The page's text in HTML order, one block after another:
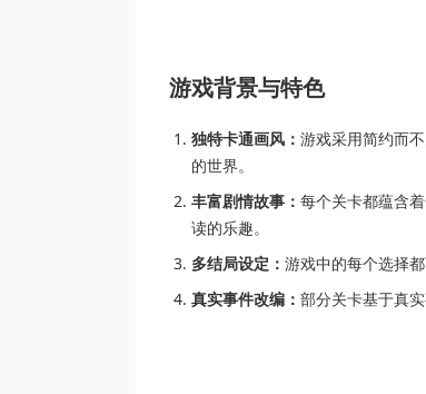
游戏背景与特色
独特卡通画风： 游戏采用简约而
的世界。
丰富剧情故事： 每个关卡都蕴含
读的乐趣。
多结局设定： 游戏中的每个选择
真实事件改编： 部分关卡基于真